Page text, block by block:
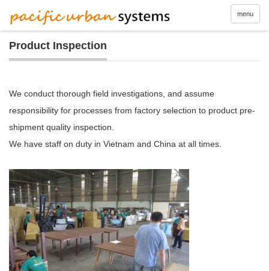
menu
Product Inspection
We conduct thorough field investigations, and assume
responsibility for processes from factory selection to product pre-
shipment quality inspection.
We have staff on duty in Vietnam and China at all times.